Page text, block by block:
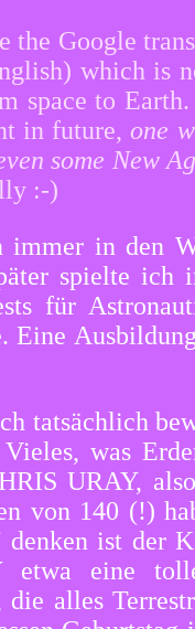
the Google
which is
space to
in future,one
some New
:-)
in den
spielte
für
Eine
tatsächlich
was
URAY,
von 140 (!)
ist der
eine
die alles